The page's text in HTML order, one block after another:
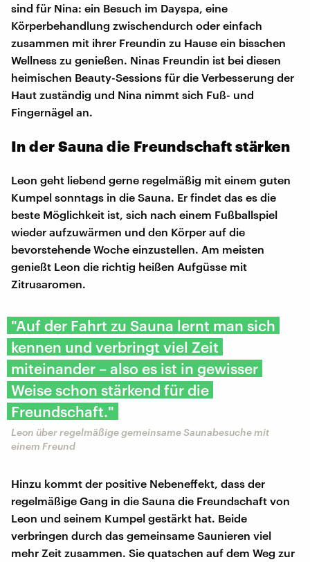
sind für Nina: ein Besuch im Dayspa, eine
Körperbehandlung zwischendurch oder einfach
zusammen mit ihrer Freundin zu Hause ein bisschen
Wellness zu genießen. Ninas Freundin ist bei diesen
heimischen Beauty-Sessions für die Verbesserung der
Haut zuständig und Nina nimmt sich Fuß- und
Fingernägel an.
In der Sauna die Freundschaft stärken
Leon geht liebend gerne regelmäßig mit einem guten
Kumpel sonntags in die Sauna. Er findet das es die
beste Möglichkeit ist, sich nach einem Fußballspiel
wieder aufzuwärmen und den Körper auf die
bevorstehende Woche einzustellen. Am meisten
genießt Leon die richtig heißen Aufgüsse mit
Zitrusaromen.
"Auf der Fahrt zu Sauna lernt man sich
kennen und verbringt viel Zeit
miteinander – also es ist in gewisser
Weise schon stärkend für die
Freundschaft."
Leon über regelmäßige gemeinsame Saunabesuche mit
einem Freund
Hinzu kommt der positive Nebeneffekt, dass der
regelmäßige Gang in die Sauna die Freundschaft von
Leon und seinem Kumpel gestärkt hat. Beide
verbringen durch das gemeinsame Saunieren viel
mehr Zeit zusammen. Sie quatschen auf dem Weg zur